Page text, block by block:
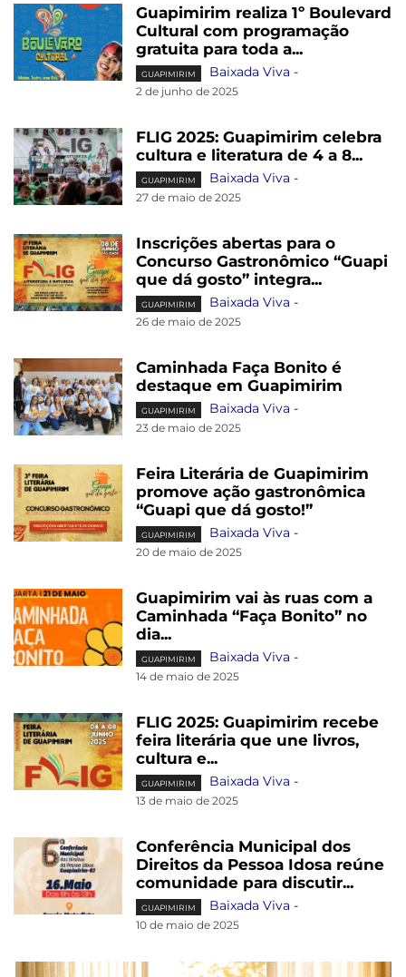
Guapimirim realiza 1º Boulevard
Cultural com programação
gratuita para toda a...
GUAPIMIRIM Baixada Viva -
2 de junho de 2025
FLIG 2025: Guapimirim celebra
cultura e literatura de 4 a 8...
GUAPIMIRIM Baixada Viva -
27 de maio de 2025
Inscrições abertas para o
Concurso Gastronômico “Guapi
que dá gosto” integra...
GUAPIMIRIM Baixada Viva -
26 de maio de 2025
Caminhada Faça Bonito é
destaque em Guapimirim
GUAPIMIRIM Baixada Viva -
23 de maio de 2025
Feira Literária de Guapimirim
promove ação gastronômica
“Guapi que dá gosto!”
GUAPIMIRIM Baixada Viva -
20 de maio de 2025
Guapimirim vai às ruas com a
Caminhada “Faça Bonito” no
dia...
GUAPIMIRIM Baixada Viva -
14 de maio de 2025
FLIG 2025: Guapimirim recebe
feira literária que une livros,
cultura e...
GUAPIMIRIM Baixada Viva -
13 de maio de 2025
Conferência Municipal dos
Direitos da Pessoa Idosa reúne
comunidade para discutir...
GUAPIMIRIM Baixada Viva -
10 de maio de 2025